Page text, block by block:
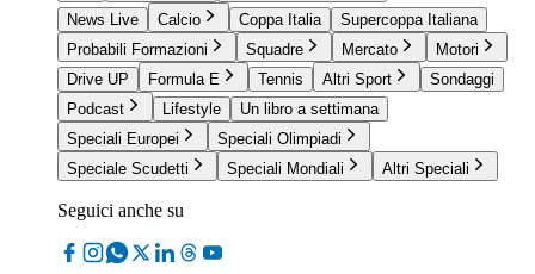
News Live
Calcio Coppa Italia
Supercoppa Italiana
Probabili Formazioni
Squadre Mercato
Motori
Drive UP
Formula E Tennis Altri Sport
Sondaggi
Podcast
Lifestyle
Un libro a settimana
Speciali Europei
Speciali Olimpiadi
Speciale Scudetti
Speciali Mondiali Altri Speciali
Seguici anche su